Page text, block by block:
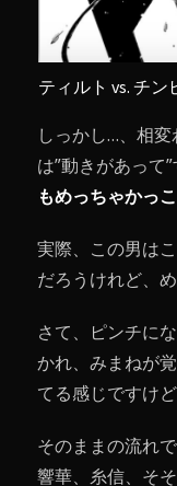
ティルト vs. チン
しっかし…、相
は”動きがあって
もめっちゃかっ
実際、この男は
だろうけれど、
さて、ピンチに
かれ、みまねが
てる感じですけ
そのままの流れ
響華、糸信、そ